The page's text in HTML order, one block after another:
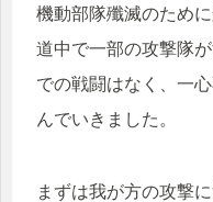
機動部隊殲滅のため
道中で一部の攻撃隊
での戦闘はなく、一
んでいきました。
まずは我が方の攻撃